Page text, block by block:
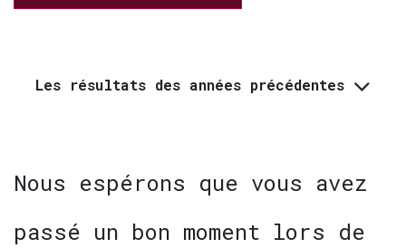
Les résultats des années précédentes
Nous espérons que vous avez
passé un bon moment lors de